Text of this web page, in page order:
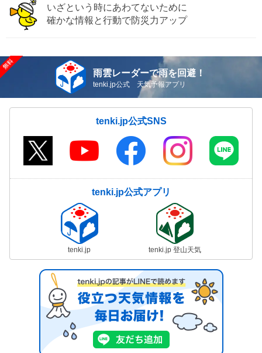
いざという時にあわてないために
確かな情報と行動で防災力アップ
雨雲レーダーで雨を回避！
tenki.jp公式 天気予報アプリ
tenki.jp公式SNS
tenki.jp公式アプリ
tenki.jp tenki.jp 登山天気